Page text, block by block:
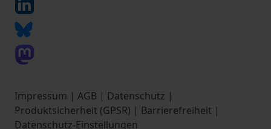
Impressum | AGB | Datenschutz |
Produktsicherheit (GPSR) | Barrierefreiheit |
Datenschutz-Einstellungen